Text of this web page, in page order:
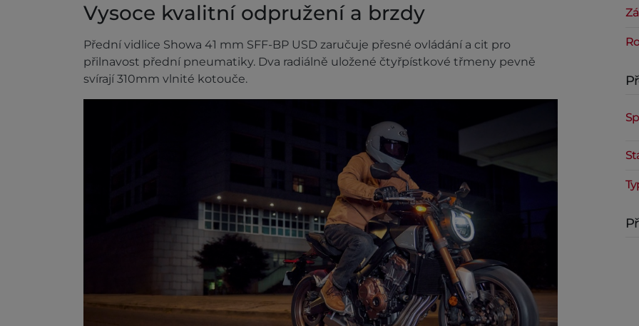
Vysoce kvalitní odpružení a brzdy
Přední vidlice Showa 41 mm SFF-BP USD zaručuje přesné ovládání a cit pro
přilnavost přední pneumatiky. Dva radiálně uložené čtyřpístkové třmeny pevně
svírají 310mm vlnité kotouče.